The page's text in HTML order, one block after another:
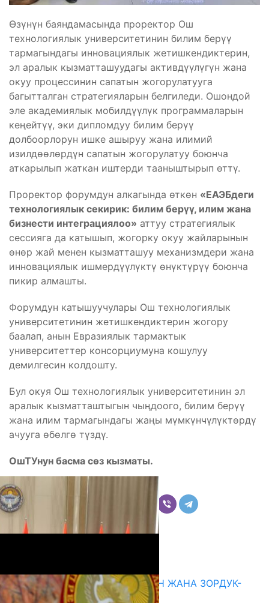
Өзүнүн баяндамасында проректор Ош
технологиялык университетинин билим берүү
тармагындагы инновациялык жетишкендиктерин,
эл аралык кызматташуудагы активдүүлүгүн жана
окуу процессинин сапатын жогорулатууга
багытталган стратегияларын белгиледи. Ошондой
эле академиялык мобилдүүлүк программаларын
кеңейтүү, эки дипломдуу билим берүү
долбоорлорун ишке ашыруу жана илимий
изилдөөлөрдүн сапатын жогорулатуу боюнча
аткарылып жаткан иштерди тааныштырып өттү.
Проректор форумдун алкагында өткөн «ЕАЭБдеги
технологиялык секирик: билим берүү, илим жана
бизнести интеграциялоо» аттуу стратегиялык
сессияга да катышып, жогорку окуу жайларынын
өнөр жай менен кызматташуу механизмдери жана
инновациялык ишмердүүлүктү өнүктүрүү боюнча
пикир алмашты.
Форумдун катышуучулары Ош технологиялык
университетинин жетишкендиктерин жогору
баалап, анын Евразиялык тармактык
университеттер консорциумуна кошулуу
демилгесин колдошту.
Бул окуя Ош технологиялык университетинин эл
аралык кызматташтыгын чыңдоого, билим берүү
жана илим тармагындагы жаңы мүмкүнчүлүктөрдү
ачууга өбөлгө түздү.
ОшТУнун басма сөз кызматы.
Комментарийлер
ГЕНДЕРДИК БАСМЫРЛООДОН ЖАНА ЗОРДУК-
ЗОМБУЛУКТАН КОРГОО